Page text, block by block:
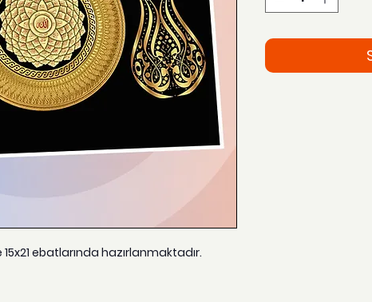
15x21 ebatlarında hazırlanmaktadır.